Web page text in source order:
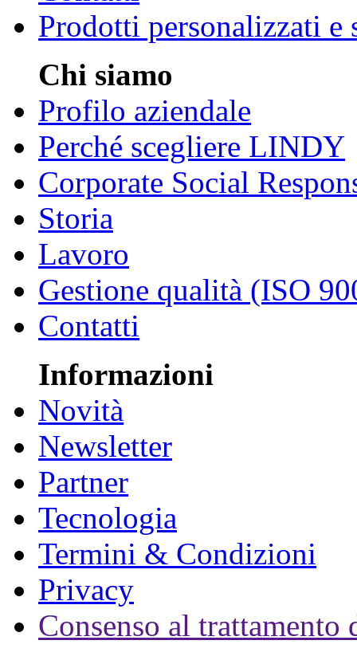
Prodotti personalizzati e
Chi siamo
Profilo aziendale
Perché scegliere LINDY
Corporate Social
Storia
Lavoro
Gestione qualità (ISO
Contatti
Informazioni
Novità
Newsletter
Partner
Tecnologia
Termini & Condizioni
Privacy
Consenso al trattamento